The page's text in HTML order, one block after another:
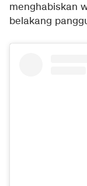
menghabiskan
belakang